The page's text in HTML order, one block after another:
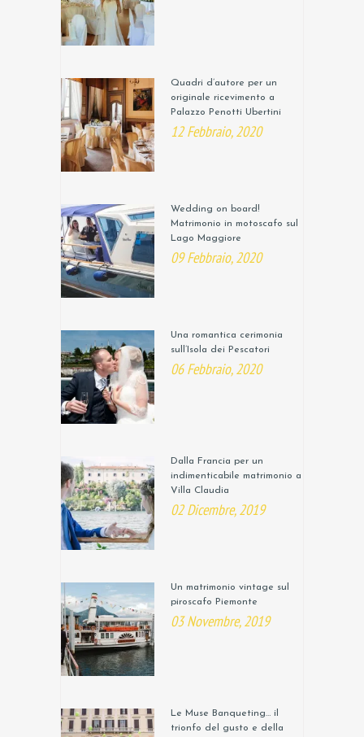
Quadri d’autore per un
originale ricevimento a
Palazzo Penotti Ubertini
12 Febbraio, 2020
Wedding on board!
Matrimonio in motoscafo sul
Lago Maggiore
09 Febbraio, 2020
Una romantica cerimonia
sull’Isola dei Pescatori
06 Febbraio, 2020
Dalla Francia per un
indimenticabile matrimonio a
Villa Claudia
02 Dicembre, 2019
Un matrimonio vintage sul
piroscafo Piemonte
03 Novembre, 2019
Le Muse Banqueting… il
trionfo del gusto e della